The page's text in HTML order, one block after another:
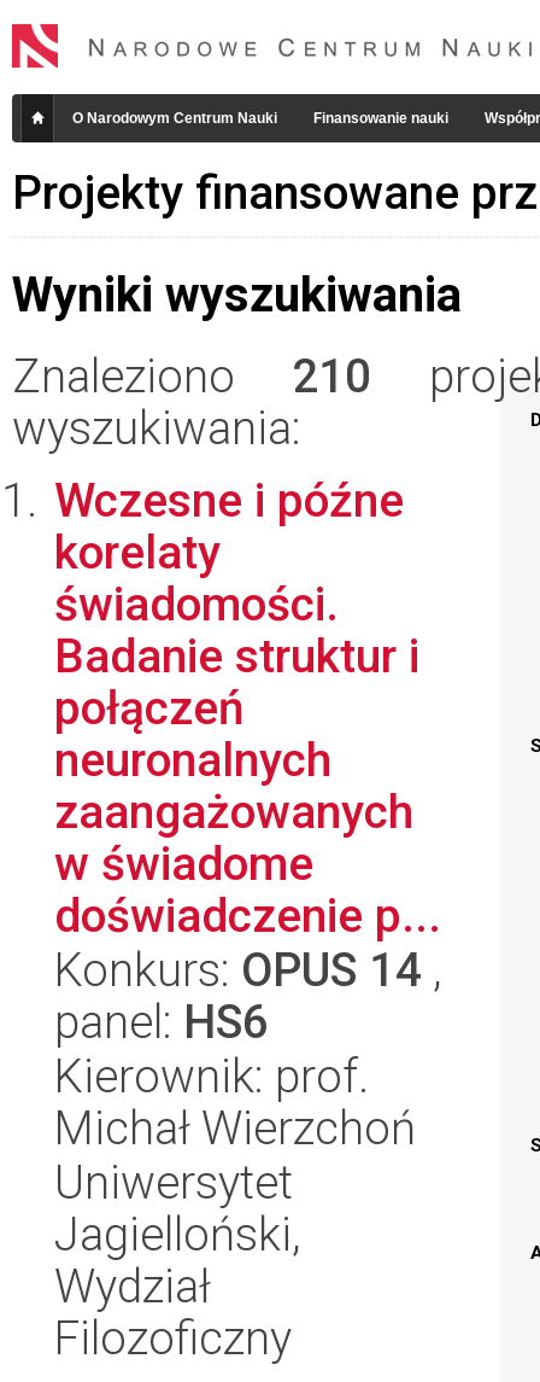
O Narodowym Centrum Nauki Finansowanie nauki
Projekty finansowane
Wyniki wyszukiwania
Znaleziono 210
wyszukiwania:
Wczesne i późne
korelaty
świadomości.
Badanie struktur i
połączeń
neuronalnych
zaangażowanych
w świadome
doświadczenie p...
Konkurs: OPUS 14 ,
panel: HS6
Kierownik: prof.
Michał Wierzchoń
Uniwersytet
Jagielloński,
Wydział
Filozoficzny